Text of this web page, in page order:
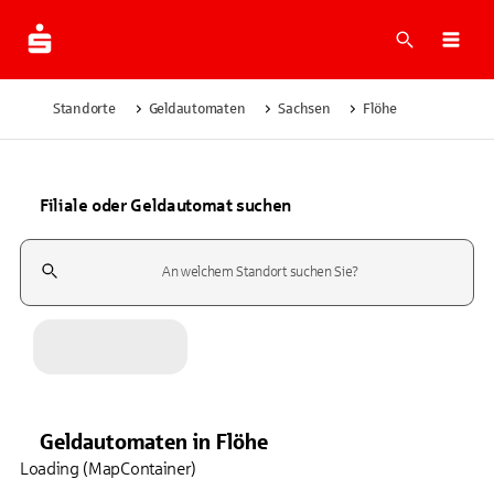
Suche
Standorte Geldautomaten Sachsen Flöhe
Filiale oder Geldautomat suchen
Suchfeld
Geldautomaten in Flöhe
Loading (MapContainer)